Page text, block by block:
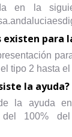
en la
existen para
tipo 2 hasta
la ayuda?
la ayuda
del 100%